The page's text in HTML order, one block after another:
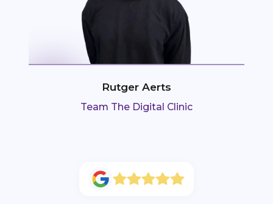
Rutger Aerts
Team The Digital Clinic